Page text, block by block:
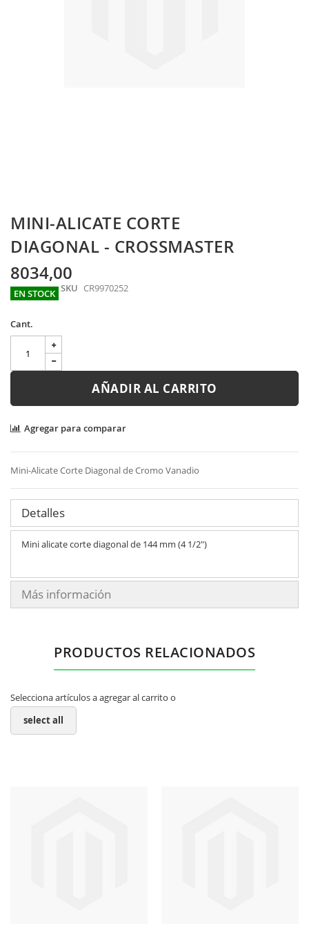
Skip
to
the
beginning
of
the
images
gallery
MINI-ALICATE CORTE
DIAGONAL - CROSSMASTER
8034,00
EN STOCK SKU CR9970252
Cant.
AÑADIR AL CARRITO
Agregar para comparar
Mini-Alicate Corte Diagonal de Cromo Vanadio
Detalles
Mini alicate corte diagonal de 144 mm (4 1/2")
Más información
PRODUCTOS RELACIONADOS
Selecciona artículos a agregar al carrito o
select all